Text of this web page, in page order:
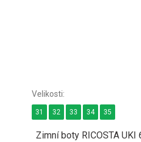
Zimní boty RICOSTA
31 32 33 34 35